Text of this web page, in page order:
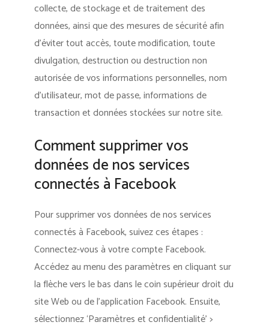
collecte, de stockage et de traitement des
données, ainsi que des mesures de sécurité afin
d’éviter tout accès, toute modification, toute
divulgation, destruction ou destruction non
autorisée de vos informations personnelles, nom
d’utilisateur, mot de passe, informations de
transaction et données stockées sur notre site.
Comment supprimer vos
données de nos services
connectés à Facebook
Pour supprimer vos données de nos services
connectés à Facebook, suivez ces étapes :
Connectez-vous à votre compte Facebook.
Accédez au menu des paramètres en cliquant sur
la flèche vers le bas dans le coin supérieur droit du
site Web ou de l’application Facebook. Ensuite,
sélectionnez ‘Paramètres et confidentialité’ >